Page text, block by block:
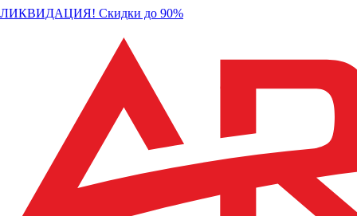
ЛИКВИДАЦИЯ! Скидки до 90%